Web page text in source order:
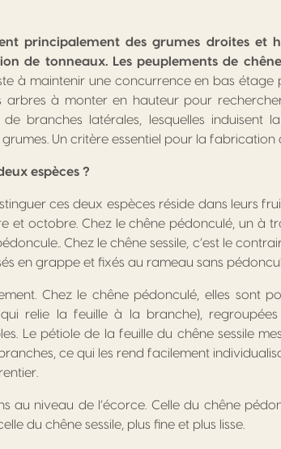
principalement des grumes droites et
de tonneaux. Les peuplements de
à maintenir une concurrence en bas étage
arbres à monter en hauteur pour
branches latérales, lesquelles
Un critère essentiel pour la fabrication
espèces ?
ces deux espèces réside dans leurs
et octobre. Chez le chêne pédonculé, un à
Chez le chêne sessile, c’est le
en grappe et fixés au rameau sans
Chez le chêne pédonculé, elles sont
relie la feuille à la branche),
Le pétiole de la feuille du chêne sessile
ce qui les rend facilement
au niveau de l’écorce. Celle du chêne
du chêne sessile, plus fine et plus lisse.